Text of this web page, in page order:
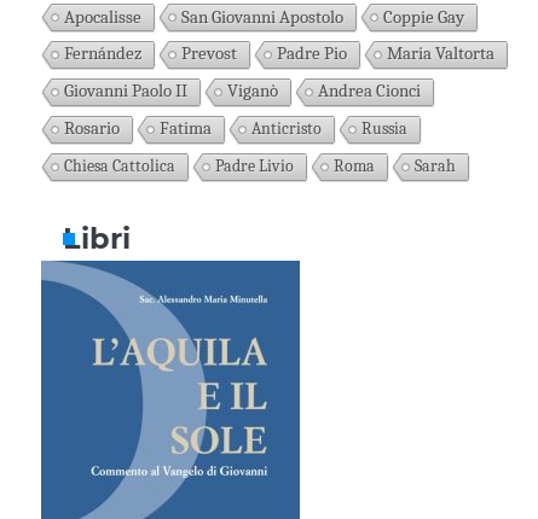
Apocalisse
San Giovanni Apostolo Coppie Gay
Fernández Prevost Padre Pio
Maria Valtorta
Giovanni Paolo II
Viganò
Andrea Cionci
Rosario
Fatima Anticristo
Russia
Chiesa Cattolica
Padre Livio Roma Sarah
Libri